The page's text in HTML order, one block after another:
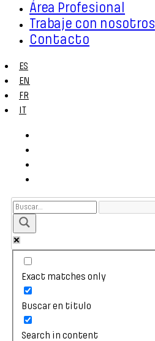
Área Profesional
Trabaje con nosotros
Contacto
ES
EN
FR
IT
Exact matches only
Buscar en título
Search in content